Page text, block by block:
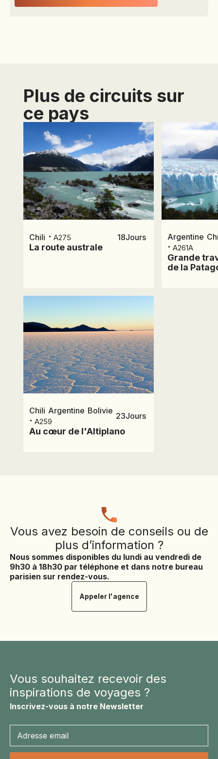
Prix et
dates
SAVOYE, 2 à 8 rue
Plus de circuits sur
ce pays
Chili ⋅ A275 18Jours
La route australe
Argentine
⋅ A261A
Grande
de la
Chili Argentine Bolivie
⋅ A259
23Jours
Au cœur de l'Altiplano
Vous avez besoin de conseils ou de
plus d’information ?
Nous sommes disponibles du lundi au vendredi de
9h30 à 18h30 par téléphone et dans notre bureau
parisien sur rendez-vous.
Appeler l'agence
Vous souhaitez recevoir des
inspirations de voyages ?
Inscrivez-vous à notre Newsletter